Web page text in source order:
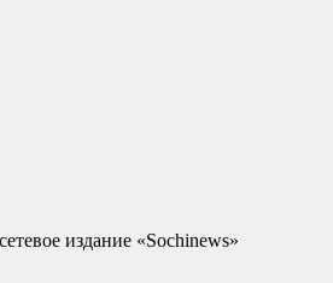
издание «Sochinews»